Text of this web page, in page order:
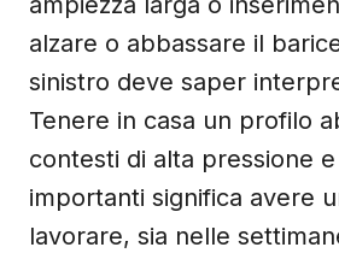
alzare o abbassare il
sinistro deve saper
Tenere in casa un profilo
contesti di alta pressione
importanti significa avere
lavorare, sia nelle